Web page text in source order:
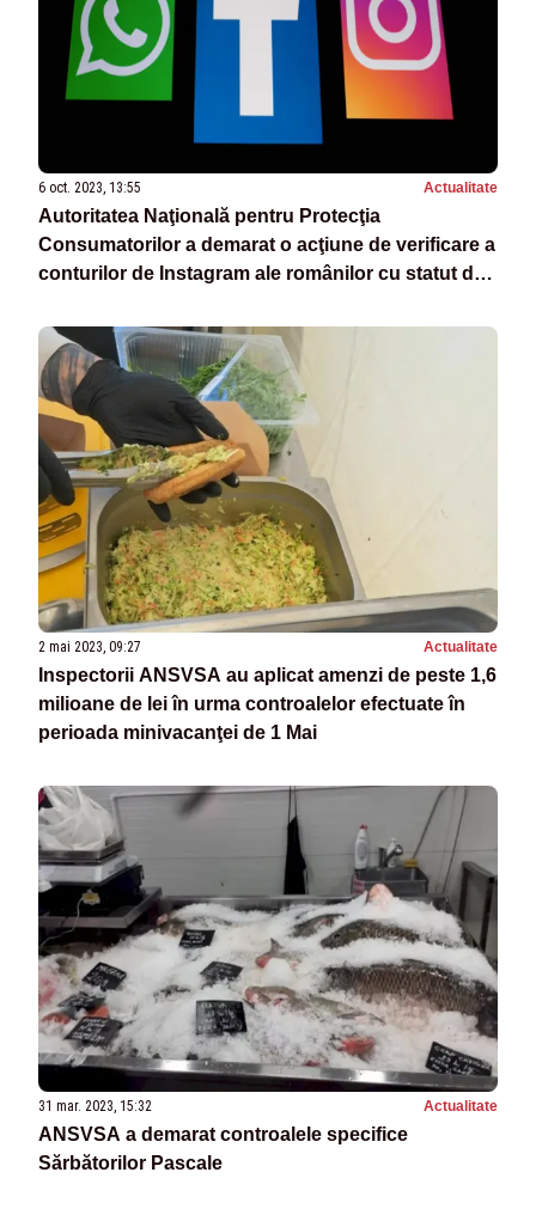
6 oct. 2023, 13:55 Actualitate
Autoritatea Naţională pentru Protecţia
Consumatorilor a demarat o acţiune de verificare a
conturilor de Instagram ale românilor cu statut de
2 mai 2023, 09:27 Actualitate
Inspectorii ANSVSA au aplicat amenzi de peste 1,6
milioane de lei în urma controalelor efectuate în
perioada minivacanţei de 1 Mai
31 mar. 2023, 15:32 Actualitate
ANSVSA a demarat controalele specifice
Sărbătorilor Pascale